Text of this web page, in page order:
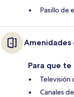
Pasillo de
Amenidades
Para que
Televisión
Canales